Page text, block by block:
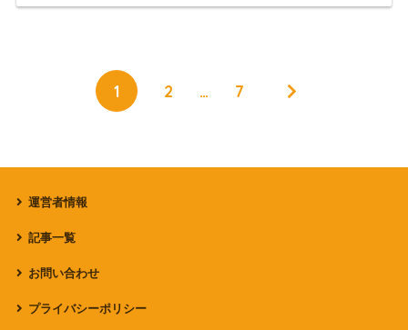
1 2 … 7
運営者情報
記事一覧
お問い合わせ
プライバシーポリシー